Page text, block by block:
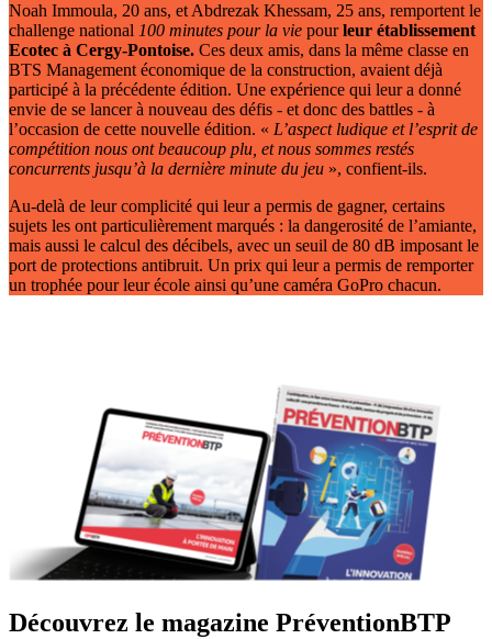
Noah Immoula, 20 ans, et Abdrezak Khessam, 25 ans, remportent le
challenge national 100 minutes pour la vie pourleur établissement
Ecotec à Cergy-Pontoise. Ces deux amis, dans la même classe en
BTS Management économique de la construction, avaient déjà
participé à la précédente édition. Une expérience qui leur a donné
envie de se lancer à nouveau des défis - et donc des battles - à
l’occasion de cette nouvelle édition. « L’aspect ludique et l’esprit de
compétition nous ont beaucoup plu, et nous sommes restés
concurrents jusqu’à la dernière minute du jeu », confient-ils.
Au-delà de leur complicité qui leur a permis de gagner, certains
sujets les ont particulièrement marqués : la dangerosité de l’amiante,
mais aussi le calcul des décibels, avec un seuil de 80 dB imposant le
port de protections antibruit. Un prix qui leur a permis de remporter
un trophée pour leur école ainsi qu’une caméra GoPro chacun.
Découvrez le magazine PréventionBTP